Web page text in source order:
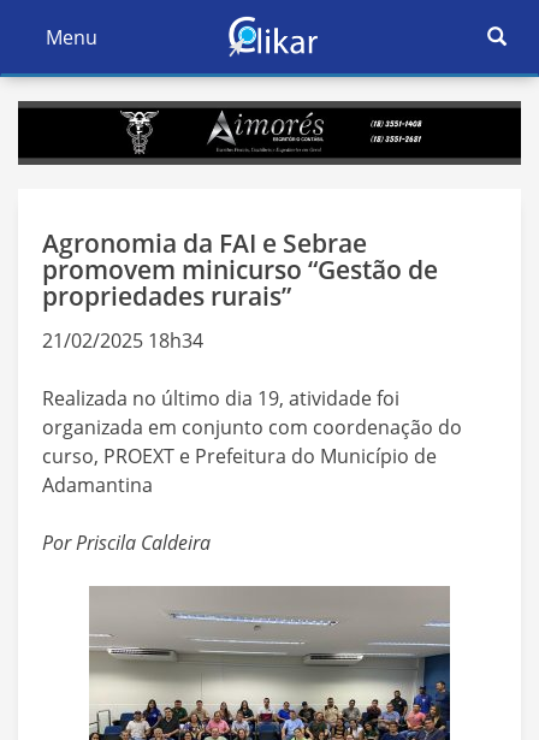
Ativar
Navegação
Menu
Ativar
Agronomia da FAI e Sebrae
promovem minicurso “Gestão de
propriedades rurais”
21/02/2025 18h34
Realizada no último dia 19, atividade foi
organizada em conjunto com coordenação do
curso, PROEXT e Prefeitura do Município de
Adamantina
Por Priscila Caldeira